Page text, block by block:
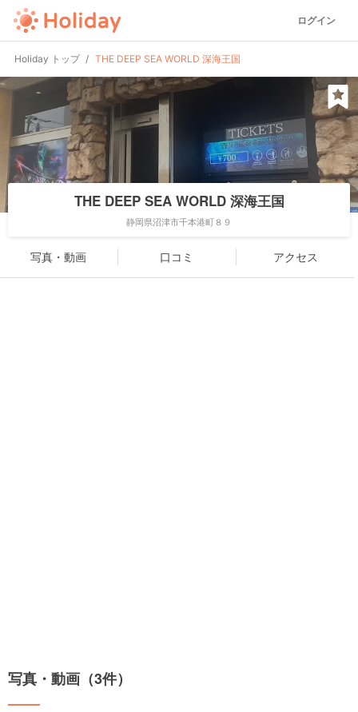
ログイン
Holiday トップ THE DEEP SEA WORLD 深海王国
THE DEEP SEA WORLD 深海王国
静岡県沼津市千本港町８９
写真・動画 口コミ アクセス
写真・動画（3件）